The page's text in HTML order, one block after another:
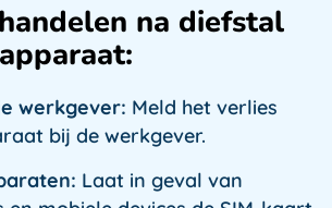
na diefstal
werkgever: Meld het verlies
bij de werkgever.
Laat in geval van